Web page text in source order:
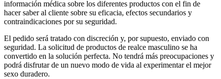
información médica sobre los diferentes productos con el fin de
hacer saber al cliente sobre su eficacia, efectos secundarios y
contraindicaciones por su seguridad.
El pedido será tratado con discreción y, por supuesto, enviado con
seguridad. La solicitud de productos de realce masculino se ha
convertido en la solución perfecta. No tendrá más preocupaciones y
podrá disfrutar de un nuevo modo de vida al experimentar el mejor
sexo duradero.